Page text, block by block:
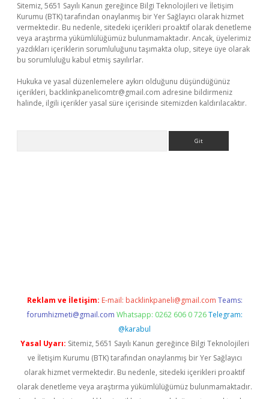
Sitemiz, 5651 Sayılı Kanun gereğince Bilgi Teknolojileri ve İletişim
Kurumu (BTK) tarafından onaylanmış bir Yer Sağlayıcı olarak hizmet
vermektedir. Bu nedenle, sitedeki içerikleri proaktif olarak denetleme
veya araştırma yükümlülüğümüz bulunmamaktadır. Ancak, üyelerimiz
yazdıkları içeriklerin sorumluluğunu taşımakta olup, siteye üye olarak
bu sorumluluğu kabul etmiş sayılırlar.
Hukuka ve yasal düzenlemelere aykırı olduğunu düşündüğünüz
içerikleri, backlinkpanelicomtr@gmail.com adresine bildirmeniz
halinde, ilgili içerikler yasal süre içerisinde sitemizden kaldırılacaktır.
Reklam ve İletişim: E-mail: backlinkpaneli@gmail.com Teams:
forumhizmeti@gmail.com Whatsapp: 0262 606 0 726 Telegram:
@karabul
Yasal Uyarı: Sitemiz, 5651 Sayılı Kanun gereğince Bilgi Teknolojileri
ve İletişim Kurumu (BTK) tarafından onaylanmış bir Yer Sağlayıcı
olarak hizmet vermektedir. Bu nedenle, sitedeki içerikleri proaktif
olarak denetleme veya araştırma yükümlülüğümüz bulunmamaktadır.